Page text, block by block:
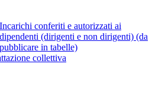
Incarichi conferiti e autorizzati ai
dipendenti (dirigenti e non dirigenti) (da
pubblicare in tabelle)
collettiva